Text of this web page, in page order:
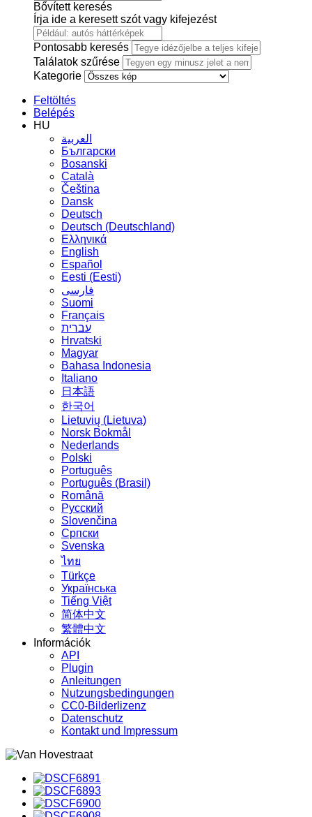
Bővített keresés
Írja ide a keresett szót vagy kifejezést
Pontosabb keresés
Találatok szűrése
Kategorie
Feltöltés
Belépés
HU
العربية
Български
Bosanski
Сatalà
Čeština
Dansk
Deutsch
Deutsch (Deutschland)
Ελληνικά
English
Español
Eesti (Eesti)
فارسی
Suomi
Français
עברית
Hrvatski
Magyar
Bahasa Indonesia
Italiano
日本語
한국어
Lietuvių (Lietuva)
‪Norsk Bokmål‬
Nederlands
Polski
Português
Português (Brasil)
Română
Русский
Slovenčina
Српски
Svenska
ไทย
Türkçe
Українська
Tiếng Việt
简体中文
繁體中文
Információk
API
Plugin
Anleitungen
Nutzungsbedingungen
CC0-Bilderlizenz
Datenschutz
Kontakt und Impressum